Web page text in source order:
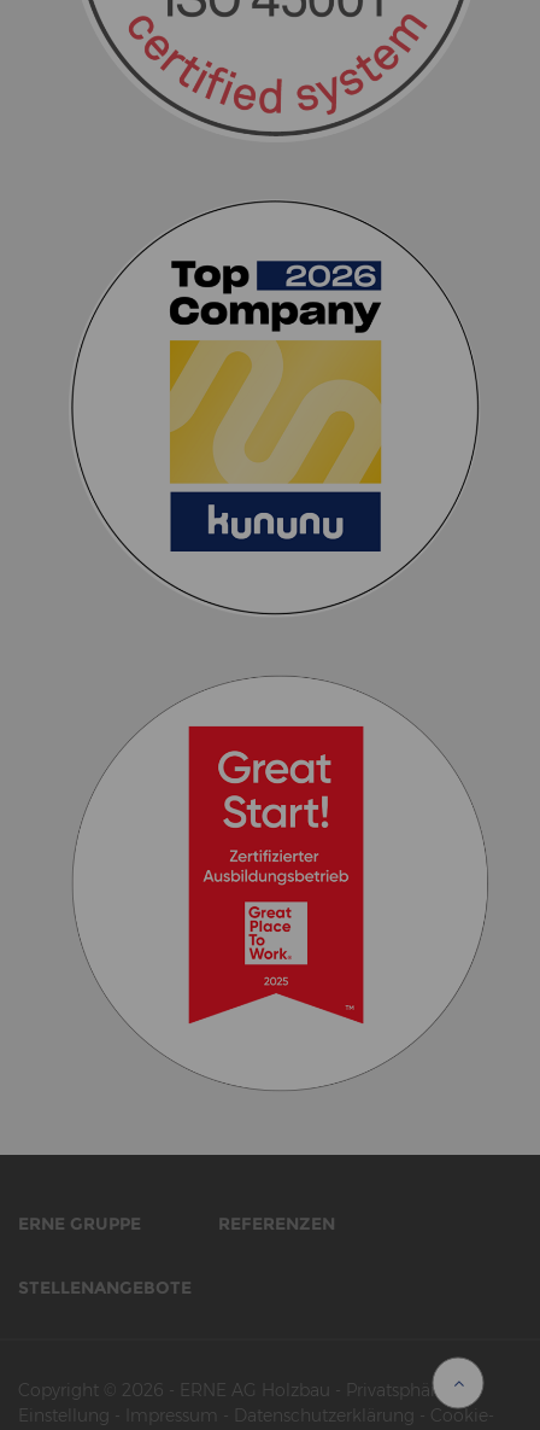
ERNE GRUPPE REFERENZEN
STELLENANGEBOTE
Copyright © 2026 - ERNE AG Holzbau - Privatsphäre-
Einstellung - Impressum - Datenschutzerklärung - Cookie-